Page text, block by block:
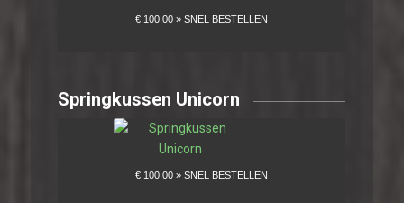
Springkussen Unicorn